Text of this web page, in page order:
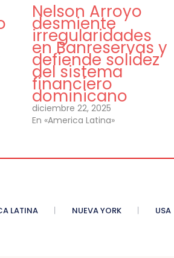
Nelson Arroyo
desmiente
irregularidades
en Banreservas y
defiende solidez
del sistema
financiero
dominicano
diciembre 22, 2025
En «America Latina»
LATINA NUEVA YORK USA